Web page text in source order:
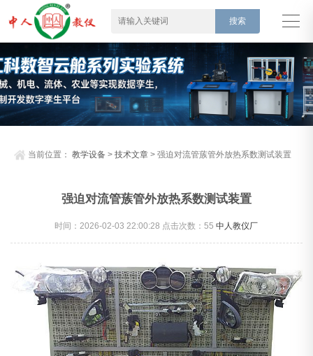
当前位置：教学设备 >技术文章 > 强迫对流管蔟管外放热系数测试装置
强迫对流管蔟管外放热系数测试装置
时间：2026-02-03 22:00:28 点击次数：55中人教仪厂